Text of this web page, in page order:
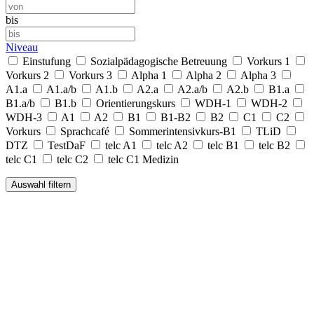
bis
Niveau
Einstufung
Sozialpädagogische Betreuung
Vorkurs 1
Vorkurs 2
Vorkurs 3 Alpha 1 Alpha 2
Alpha 3
A1.a
A1.a/b A1.b A2.a A2.a/b A2.b
B1.a
B1.a/b
B1.b Orientierungskurs WDH-1
WDH-2
WDH-3
A1 A2 B1 B1-B2 B2 C1
C2
Vorkurs
Sprachcafé Sommerintensivkurs-B1
TLiD
DTZ
TestDaF telc A1 telc A2 telc B1
telc B2
telc C1
telc C2 telc C1 Medizin